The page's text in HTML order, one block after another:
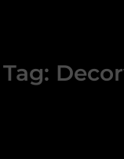
Tag: